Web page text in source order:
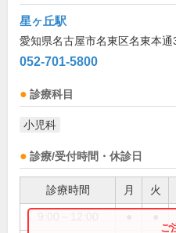
星ヶ丘駅
愛知県名古屋市名東区名東本通
052-701-5800
診療科目
小児科
診療/受付時間・休診日
診療時間 月 火